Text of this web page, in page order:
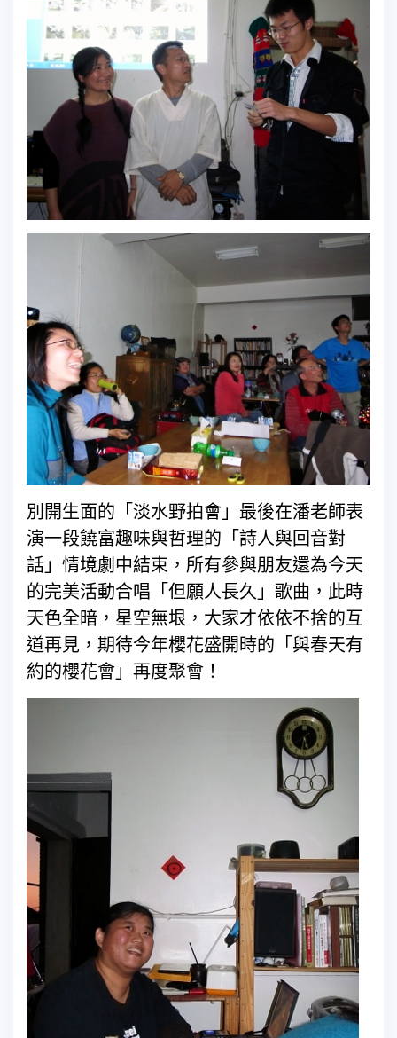
別開生面的「淡水野拍會」最後在潘老師表
演一段饒富趣味與哲理的「詩人與回音對
話」情境劇中結束，所有參與朋友還為今天
的完美活動合唱「但願人長久」歌曲，此時
天色全暗，星空無垠，大家才依依不捨的互
道再見，期待今年櫻花盛開時的「與春天有
約的櫻花會」再度聚會！